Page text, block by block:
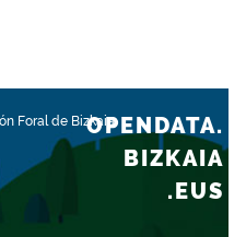
Foral de BizkaiaOPENDATA.
BIZKAIA
.EUS